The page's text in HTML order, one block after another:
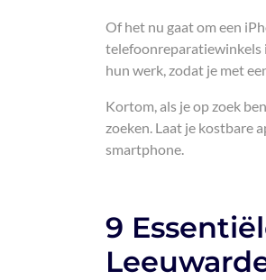
Of het nu gaat om een
telefoonreparatiewinkels
hun werk, zodat je met
Kortom, als je op zoek
zoeken. Laat je kostbare
smartphone.
9